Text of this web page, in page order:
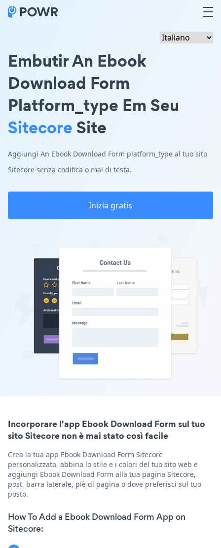
Embutir An Ebook
Download Form
Platform_type Em Seu
SitecoreSite
Aggiungi An Ebook Download Form platform_type al tuo sito
Sitecore senza codifica o mal di testa.
Inizia gratis
Incorporare l'app Ebook Download Form sul tuo
sito Sitecore non è mai stato così facile
Crea la tua app Ebook Download Form Sitecore
personalizzata, abbina lo stile e i colori del tuo sito web e
aggiungi Ebook Download Form alla tua pagina Sitecore,
post, barra laterale, piè di pagina o dove preferisci sul tuo
posto.
How To Add a Ebook Download Form App on
Sitecore: